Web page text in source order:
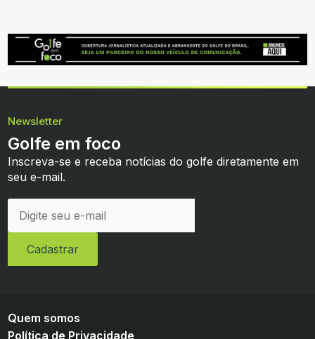
Newsletter
Golfe em foco
Inscreva-se e receba notícias do golfe diretamente em
seu e-mail.
Quem somos
Política de Privacidade